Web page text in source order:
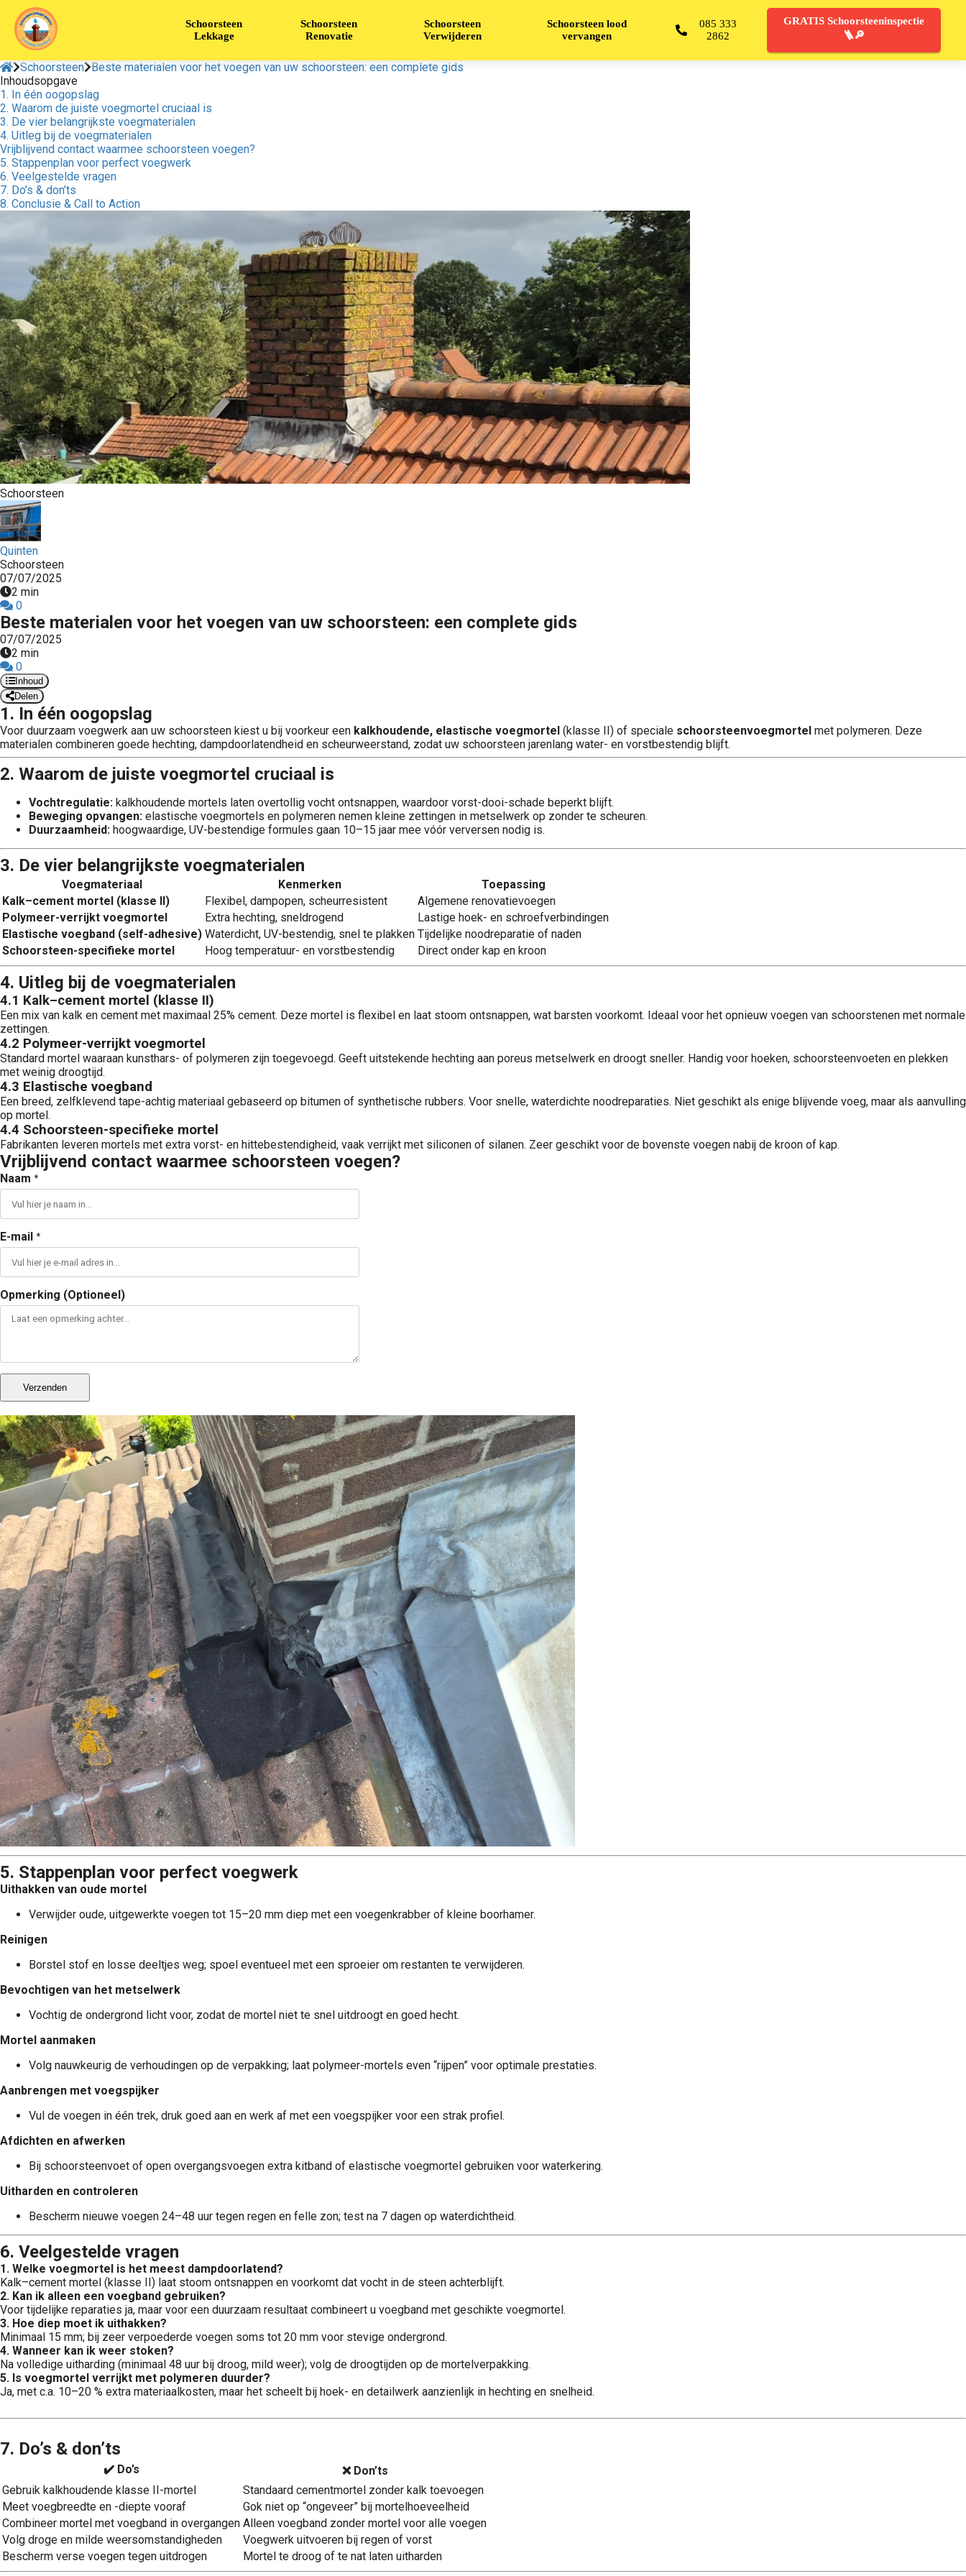
Schoorsteen
Lekkage
Schoorsteen
Renovatie
Schoorsteen
Verwijderen
Schoorsteen lood
vervangen
085 333
2862
GRATIS Schoorsteeninspectie
🪜🔎
Schoorsteen
Beste materialen voor het voegen van uw schoorsteen: een complete gids
Inhoudsopgave
1. In één oogopslag
2. Waarom de juiste voegmortel cruciaal is
3. De vier belangrijkste voegmaterialen
4. Uitleg bij de voegmaterialen
Vrijblijvend contact waarmee schoorsteen voegen?
5. Stappenplan voor perfect voegwerk
6. Veelgestelde vragen
7. Do’s & don’ts
8. Conclusie & Call to Action
Schoorsteen
Quinten
Schoorsteen
07/07/2025
2 min
0
Beste materialen voor het voegen van uw schoorsteen: een complete gids
07/07/2025
2 min
0
Inhoud
Delen
1. In één oogopslag
Voor duurzaam voegwerk aan uw schoorsteen kiest u bij voorkeur een kalkhoudende, elastische voegmortel (klasse II) of speciale schoorsteenvoegmortel met polymeren. Deze
materialen combineren goede hechting, dampdoorlatendheid en scheurweerstand, zodat uw schoorsteen jarenlang water- en vorstbestendig blijft.
2. Waarom de juiste voegmortel cruciaal is
Vochtregulatie: kalkhoudende mortels laten overtollig vocht ontsnappen, waardoor vorst-dooi-schade beperkt blijft.
Beweging opvangen: elastische voegmortels en polymeren nemen kleine zettingen in metselwerk op zonder te scheuren.
Duurzaamheid: hoogwaardige, UV-bestendige formules gaan 10–15 jaar mee vóór verversen nodig is.
3. De vier belangrijkste voegmaterialen
Voegmateriaal Kenmerken
Toepassing
Kalk–cement mortel (klasse II)
Flexibel, dampopen, scheurresistent
Algemene renovatievoegen
Polymeer-verrijkt voegmortel
Extra hechting, sneldrogend
Lastige hoek- en schroefverbindingen
Elastische voegband (self-adhesive) Waterdicht, UV-bestendig, snel te plakken Tijdelijke noodreparatie of naden
Schoorsteen-specifieke mortel
Hoog temperatuur- en vorstbestendig Direct onder kap en kroon
4. Uitleg bij de voegmaterialen
4.1 Kalk–cement mortel (klasse II)
Een mix van kalk en cement met maximaal 25% cement. Deze mortel is flexibel en laat stoom ontsnappen, wat barsten voorkomt. Ideaal voor het opnieuw voegen van schoorstenen met normale
zettingen.
4.2 Polymeer-verrijkt voegmortel
Standard mortel waaraan kunsthars- of polymeren zijn toegevoegd. Geeft uitstekende hechting aan poreus metselwerk en droogt sneller. Handig voor hoeken, schoorsteenvoeten en plekken
met weinig droogtijd.
4.3 Elastische voegband
Een breed, zelfklevend tape-achtig materiaal gebaseerd op bitumen of synthetische rubbers. Voor snelle, waterdichte noodreparaties. Niet geschikt als enige blijvende voeg, maar als aanvulling
op mortel.
4.4 Schoorsteen-specifieke mortel
Fabrikanten leveren mortels met extra vorst- en hittebestendigheid, vaak verrijkt met siliconen of silanen. Zeer geschikt voor de bovenste voegen nabij de kroon of kap.
Vrijblijvend contact waarmee schoorsteen voegen?
Naam *
E-mail *
Opmerking (Optioneel)
Verzenden
5. Stappenplan voor perfect voegwerk
Uithakken van oude mortel
Verwijder oude, uitgewerkte voegen tot 15–20 mm diep met een voegenkrabber of kleine boorhamer.
Reinigen
Borstel stof en losse deeltjes weg; spoel eventueel met een sproeier om restanten te verwijderen.
Bevochtigen van het metselwerk
Vochtig de ondergrond licht voor, zodat de mortel niet te snel uitdroogt en goed hecht.
Mortel aanmaken
Volg nauwkeurig de verhoudingen op de verpakking; laat polymeer-mortels even “rijpen” voor optimale prestaties.
Aanbrengen met voegspijker
Vul de voegen in één trek, druk goed aan en werk af met een voegspijker voor een strak profiel.
Afdichten en afwerken
Bij schoorsteenvoet of open overgangsvoegen extra kitband of elastische voegmortel gebruiken voor waterkering.
Uitharden en controleren
Bescherm nieuwe voegen 24–48 uur tegen regen en felle zon; test na 7 dagen op waterdichtheid.
6. Veelgestelde vragen
1. Welke voegmortel is het meest dampdoorlatend?
Kalk–cement mortel (klasse II) laat stoom ontsnappen en voorkomt dat vocht in de steen achterblijft.
2. Kan ik alleen een voegband gebruiken?
Voor tijdelijke reparaties ja, maar voor een duurzaam resultaat combineert u voegband met geschikte voegmortel.
3. Hoe diep moet ik uithakken?
Minimaal 15 mm; bij zeer verpoederde voegen soms tot 20 mm voor stevige ondergrond.
4. Wanneer kan ik weer stoken?
Na volledige uitharding (minimaal 48 uur bij droog, mild weer); volg de droogtijden op de mortelverpakking.
5. Is voegmortel verrijkt met polymeren duurder?
Ja, met c.a. 10–20 % extra materiaalkosten, maar het scheelt bij hoek- en detailwerk aanzienlijk in hechting en snelheid.
7. Do’s & don’ts
✔️ Do’s
❌ Don’ts
Gebruik kalkhoudende klasse II-mortel
Standaard cementmortel zonder kalk toevoegen
Meet voegbreedte en -diepte vooraf
Gok niet op “ongeveer” bij mortelhoeveelheid
Combineer mortel met voegband in overgangen Alleen voegband zonder mortel voor alle voegen
Volg droge en milde weersomstandigheden
Voegwerk uitvoeren bij regen of vorst
Bescherm verse voegen tegen uitdrogen
Mortel te droog of te nat laten uitharden